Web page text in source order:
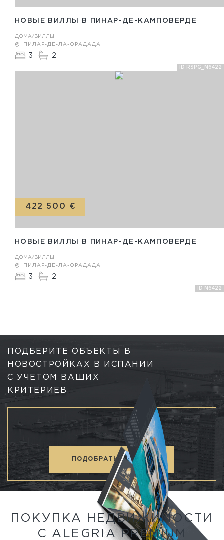
НОВЫЕ ВИЛЛЫ В ПИНАР-ДЕ-КАМПОВЕРДЕ
ПИЛАР-ДЕ-ЛА-ОРАДАДА
ДОМА/ВИЛЛЫ
3 2
ID RSPG_N6422
НОВЫЕ ВИЛЛЫ В ПИНАР-ДЕ-КАМПОВЕРДЕ
ПИЛАР-ДЕ-ЛА-ОРАДАДА
422 500 €
ДОМА/ВИЛЛЫ
3 2
ID N6422
ПОДБЕРИТЕ ОБЪЕКТЫ В
НОВОСТРОЙКАХ В ИСПАНИИ
С УЧЕТОМ ВАШИХ
КРИТЕРИЕВ
ПОДОБРАТЬ ОБЪЕКТ
ПОКУПКА НЕДВИЖИМОСТИ
С ALEGRIA PREMIUM